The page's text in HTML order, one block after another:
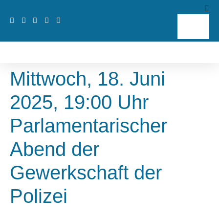
Mittwoch, 18. Juni
2025, 19:00 Uhr
Parlamentarischer
Abend der
Gewerkschaft der
Polizei